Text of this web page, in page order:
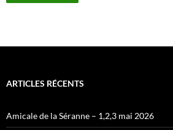
ARTICLES RÉCENTS
Amicale de la Séranne – 1,2,3 mai 2026